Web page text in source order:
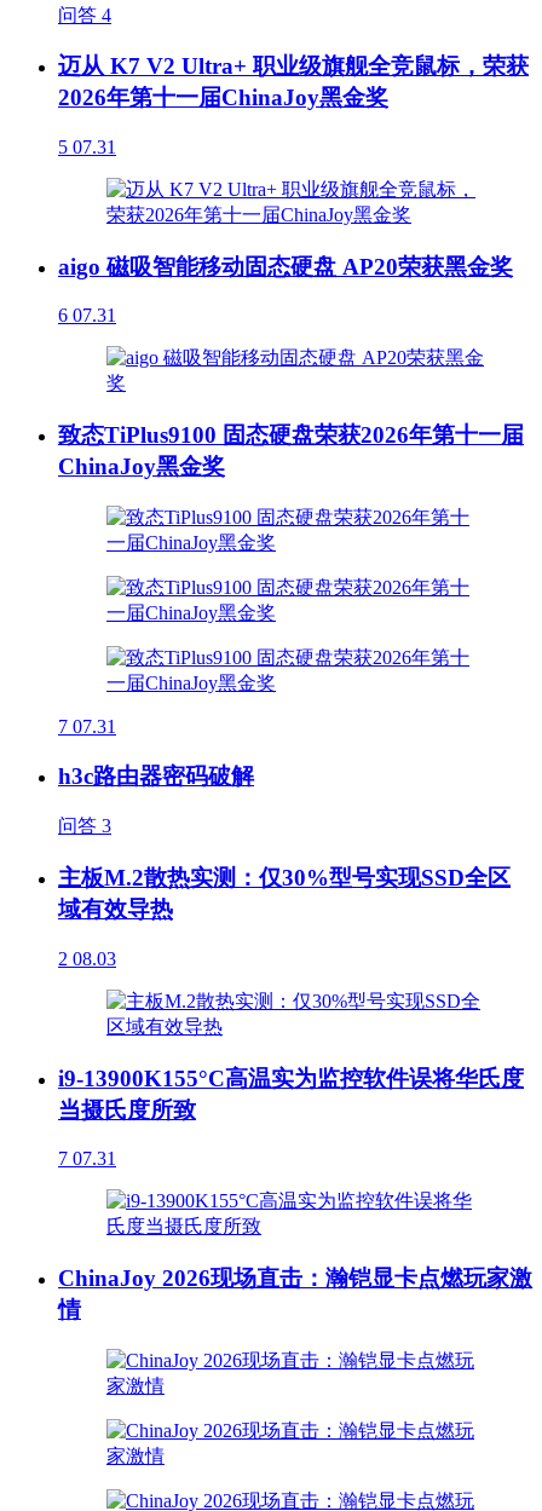
问答 4
迈从 K7 V2 Ultra+ 职业级旗舰全竞鼠标，荣获
2026年第十一届ChinaJoy黑金奖
5 07.31
aigo 磁吸智能移动固态硬盘 AP20荣获黑金奖
6 07.31
致态TiPlus9100 固态硬盘荣获2026年第十一届
ChinaJoy黑金奖
7 07.31
h3c路由器密码破解
问答 3
主板M.2散热实测：仅30%型号实现SSD全区
域有效导热
2 08.03
i9-13900K155°C高温实为监控软件误将华氏度
当摄氏度所致
7 07.31
ChinaJoy 2026现场直击：瀚铠显卡点燃玩家激
情